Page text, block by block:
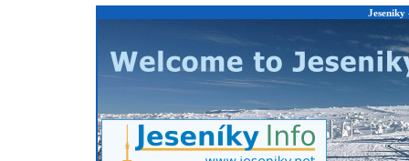
Jeseniky